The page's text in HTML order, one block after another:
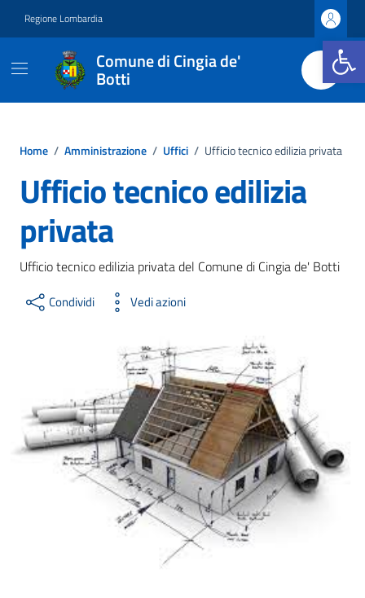
Apri la
Regione Lombardia
Comune di Cingia de'
Botti
Home / Amministrazione / Uffici / Ufficio tecnico edilizia privata
Ufficio tecnico edilizia
privata
Ufficio tecnico edilizia privata del Comune di Cingia de' Botti
Condividi Vedi azioni